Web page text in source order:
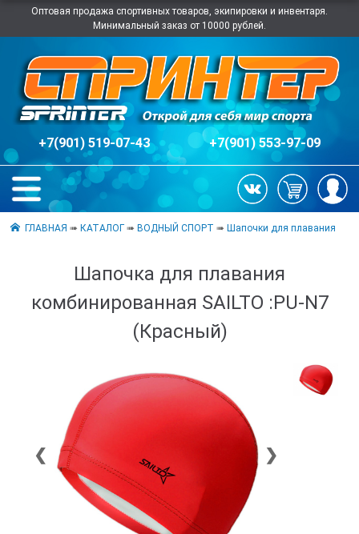
Оптовая продажа спортивных товаров, экипировки и инвентаря.
Минимальный заказ от 10000 рублей.
+7(901) 519-07-43 +7(901) 553-97-09
ГЛАВНАЯ ➠КАТАЛОГ ➠ВОДНЫЙ СПОРТ ➠Шапочки для плавания
Шапочка для плавания
комбинированная SAILTO :PU-N7
(Красный)
❮ ❯